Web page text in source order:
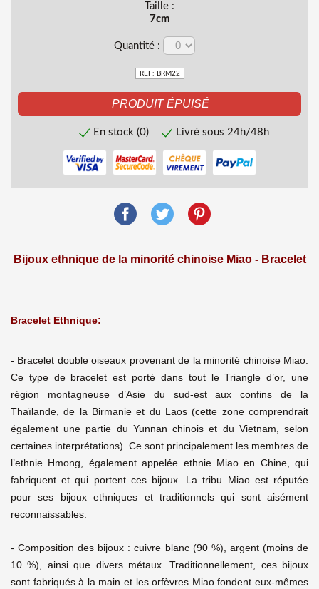
Taille :
7cm
Quantité :
REF: BRM22
En stock (0) Livré sous 24h/48h
Bijoux ethnique de la minorité chinoise Miao - Bracelet
Bracelet Ethnique:
- Bracelet double oiseaux provenant de la minorité chinoise Miao.
Ce type de bracelet est porté dans tout le Triangle d’or, une
région montagneuse d’Asie du sud-est aux confins de la
Thaïlande, de la Birmanie et du Laos (cette zone comprendrait
également une partie du Yunnan chinois et du Vietnam, selon
certaines interprétations). Ce sont principalement les membres de
l’ethnie Hmong, également appelée ethnie Miao en Chine, qui
fabriquent et qui portent ces bijoux. La tribu Miao est réputée
pour ses bijoux ethniques et traditionnels qui sont aisément
reconnaissables.
- Composition des bijoux : cuivre blanc (90 %), argent (moins de
10 %), ainsi que divers métaux. Traditionnellement, ces bijoux
sont fabriqués à la main et les orfèvres Miao fondent eux-mêmes